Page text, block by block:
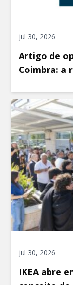
jul 30, 2026
Artigo de
Coimbra: a
jul 30, 2026
IKEA abre